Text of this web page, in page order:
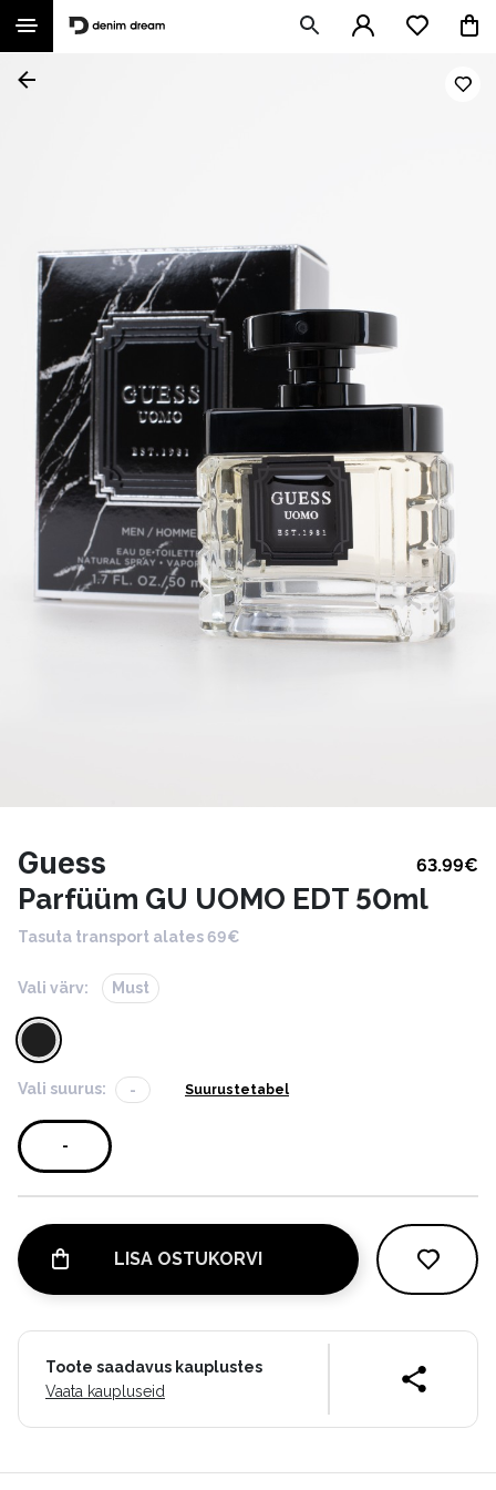
Guess 63.99€
Parfüüm GU UOMO EDT 50ml
Tasuta transport alates 69€
Vali värv: Must
Vali suurus: - Suurustetabel
-
LISA OSTUKORVI
Toote saadavus kauplustes
Vaata kaupluseid